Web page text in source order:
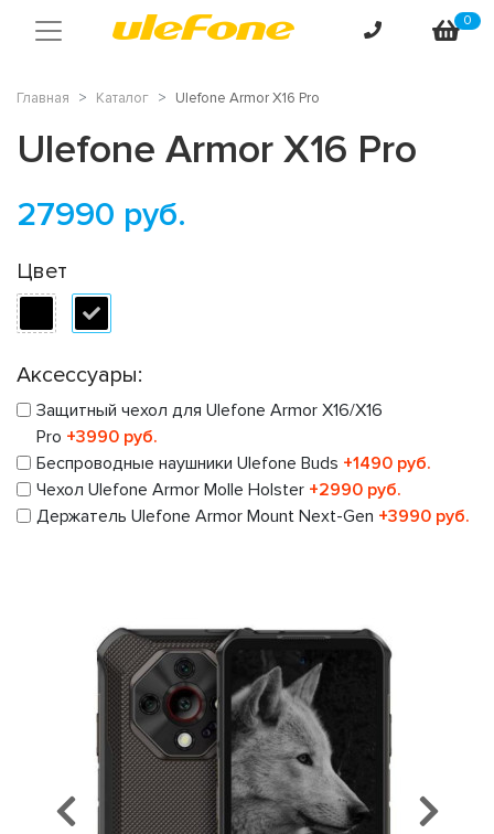
0
Главная Каталог Ulefone Armor X16 Pro
Предыдущий
Ulefone Armor X16 Pro
27990 руб.
Цвет
Аксессуары:
Защитный чехол для Ulefone Armor X16/X16
Pro +3990 руб.
Беспроводные наушники Ulefone Buds +1490 руб.
Чехол Ulefone Armor Molle Holster +2990 руб.
Держатель Ulefone Armor Mount Next-Gen +3990 руб.